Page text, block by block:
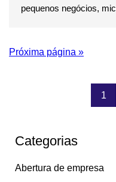
pequenos negócios,
Próxima página »
1
Categorias
Abertura de empresa